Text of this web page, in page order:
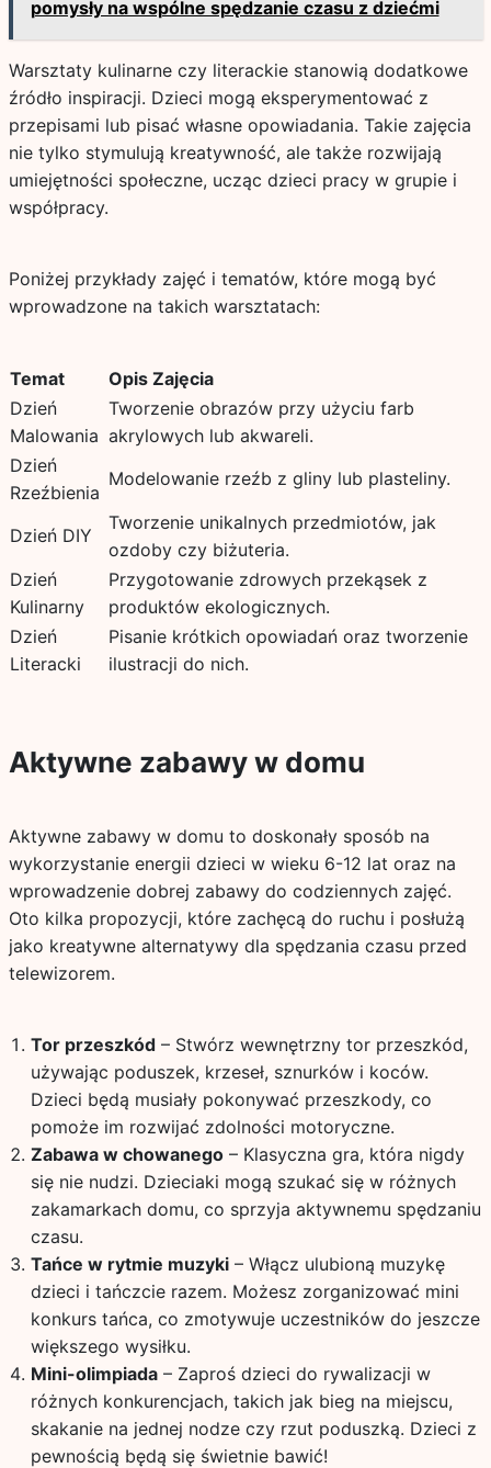
pomysły na wspólne spędzanie czasu z dziećmi
Warsztaty kulinarne czy literackie stanowią dodatkowe
źródło inspiracji. Dzieci mogą eksperymentować z
przepisami lub pisać własne opowiadania. Takie zajęcia
nie tylko stymulują kreatywność, ale także rozwijają
umiejętności społeczne, ucząc dzieci pracy w grupie i
współpracy.
Poniżej przykłady zajęć i tematów, które mogą być
wprowadzone na takich warsztatach:
Temat
Opis Zajęcia
Dzień
Malowania
Tworzenie obrazów przy użyciu farb
akrylowych lub akwareli.
Dzień
Rzeźbienia
Modelowanie rzeźb z gliny lub plasteliny.
Dzień DIY
Tworzenie unikalnych przedmiotów, jak
ozdoby czy biżuteria.
Dzień
Kulinarny
Przygotowanie zdrowych przekąsek z
produktów ekologicznych.
Dzień
Literacki
Pisanie krótkich opowiadań oraz tworzenie
ilustracji do nich.
Aktywne zabawy w domu
Aktywne zabawy w domu to doskonały sposób na
wykorzystanie energii dzieci w wieku 6-12 lat oraz na
wprowadzenie dobrej zabawy do codziennych zajęć.
Oto kilka propozycji, które zachęcą do ruchu i posłużą
jako kreatywne alternatywy dla spędzania czasu przed
telewizorem.
Tor przeszkód– Stwórz wewnętrzny tor przeszkód,
używając poduszek, krzeseł, sznurków i koców.
Dzieci będą musiały pokonywać przeszkody, co
pomoże im rozwijać zdolności motoryczne.
Zabawa w chowanego– Klasyczna gra, która nigdy
się nie nudzi. Dzieciaki mogą szukać się w różnych
zakamarkach domu, co sprzyja aktywnemu spędzaniu
czasu.
Tańce w rytmie muzyki– Włącz ulubioną muzykę
dzieci i tańczcie razem. Możesz zorganizować mini
konkurs tańca, co zmotywuje uczestników do jeszcze
większego wysiłku.
Mini-olimpiada– Zaproś dzieci do rywalizacji w
różnych konkurencjach, takich jak bieg na miejscu,
skakanie na jednej nodze czy rzut poduszką. Dzieci z
pewnością będą się świetnie bawić!